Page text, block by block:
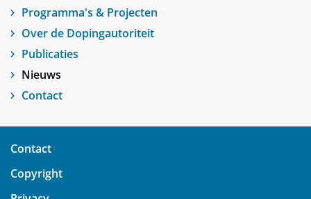
Programma's & Projecten
Over de Dopingautoriteit
Publicaties
Nieuws
Contact
Contact
Copyright